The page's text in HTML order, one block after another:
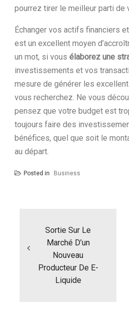
pourrez tirer le meilleur parti de
Échanger vos actifs financiers
est un excellent moyen
un mot, si vous élaborez une
investissements et vos
mesure de générer les
vous recherchez. Ne vous
pensez que votre budget est
toujours faire des
bénéfices, quel que soit le
au départ.
Posted in Business
Sortie Sur Le
Marché D’un
Nouveau
Producteur De E-
Liquide